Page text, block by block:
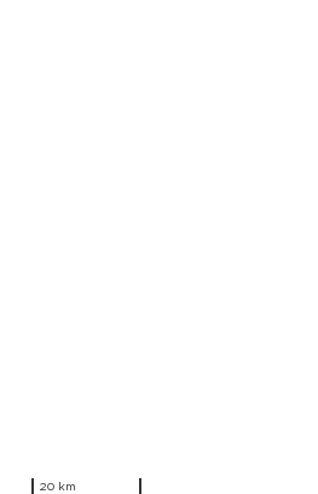
20 km